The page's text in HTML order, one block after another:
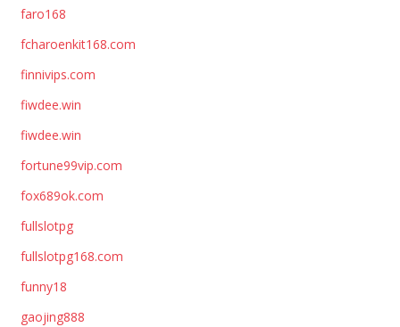
faro168
fcharoenkit168.com
finnivips.com
fiwdee.win
fiwdee.win
fortune99vip.com
fox689ok.com
fullslotpg
fullslotpg168.com
funny18
gaojing888